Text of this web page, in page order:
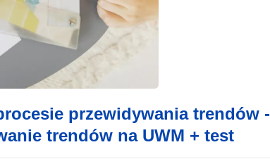
przewidywania trendów -
trendów na UWM + test